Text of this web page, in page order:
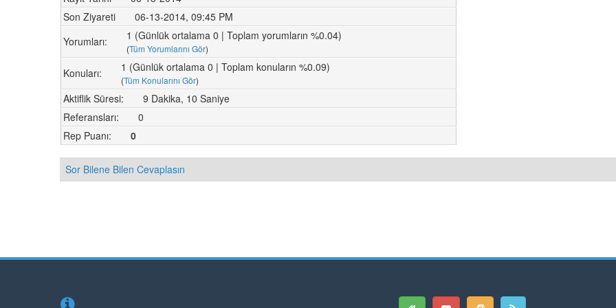
Son Ziyareti
06-13-2014, 09:45 PM
Yorumları:
1 (Günlük ortalama 0 | Toplam yorumların %0.04)
(Tüm Yorumlarını Gör)
Konuları: 1 (Günlük ortalama 0 | Toplam konuların %0.09)
(Tüm Konularını Gör)
Aktiflik Süresi:
9 Dakika, 10 Saniye
Referansları:
0
Rep Puanı:
0
Sor Bilene Bilen Cevaplasın